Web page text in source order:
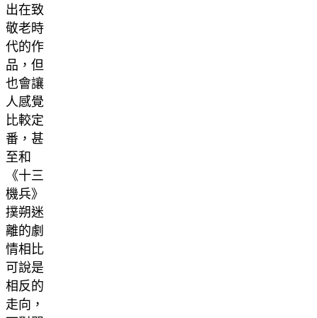
出在致
敬老時
代的作
品，但
也會讓
人感覺
比較定
番，甚
至和
《十三
機兵》
撲朔迷
離的劇
情相比
可說是
相反的
走向，